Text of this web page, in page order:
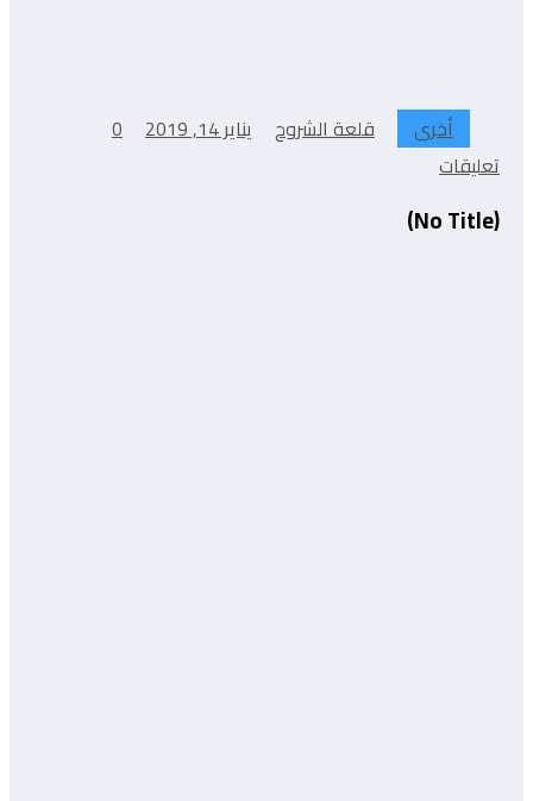
أخرى قلعة الشروح يناير 14, 2019
0
تعليقات
(No Title)